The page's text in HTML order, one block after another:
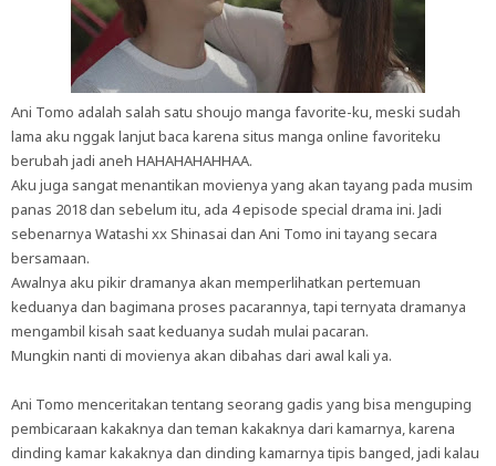
Ani Tomo adalah salah satu shoujo manga favorite-ku, meski sudah
lama aku nggak lanjut baca karena situs manga online favoriteku
berubah jadi aneh HAHAHAHAHHAA.
Aku juga sangat menantikan movienya yang akan tayang pada musim
panas 2018 dan sebelum itu, ada 4 episode special drama ini. Jadi
sebenarnya Watashi xx Shinasai dan Ani Tomo ini tayang secara
bersamaan.
Awalnya aku pikir dramanya akan memperlihatkan pertemuan
keduanya dan bagimana proses pacarannya, tapi ternyata dramanya
mengambil kisah saat keduanya sudah mulai pacaran.
Mungkin nanti di movienya akan dibahas dari awal kali ya.
Ani Tomo menceritakan tentang seorang gadis yang bisa menguping
pembicaraan kakaknya dan teman kakaknya dari kamarnya, karena
dinding kamar kakaknya dan dinding kamarnya tipis banged, jadi kalau